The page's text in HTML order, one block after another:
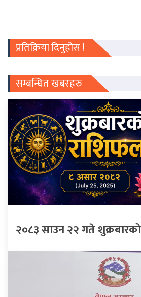
प्रतिक्रिया दिनुहोस !
सम्बन्धित खबरहरु
२०८३ साउन २२ गते